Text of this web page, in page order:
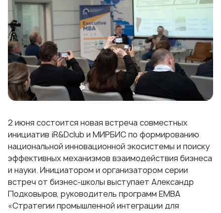
2 июня состоится новая встреча совместных
инициатив iR&Dclub и МИРБИС по формированию
национальной инновационной экосистемы и поиску
эффективных механизмов взаимодействия бизнеса
и науки. Инициатором и организатором серии
встреч от бизнес-школы выступает Александр
Подковыров, руководитель программ EMBA
«Стратегии промышленной интеграции для